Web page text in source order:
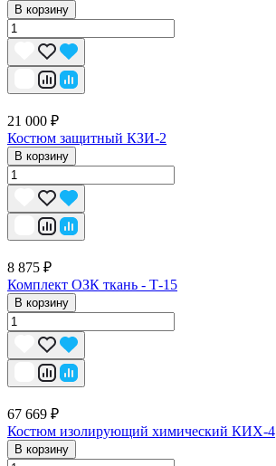
В корзину
21 000 ₽
Костюм защитный КЗИ-2
В корзину
8 875 ₽
Комплект ОЗК ткань - Т-15
В корзину
67 669 ₽
Костюм изолирующий химический КИХ-4
В корзину